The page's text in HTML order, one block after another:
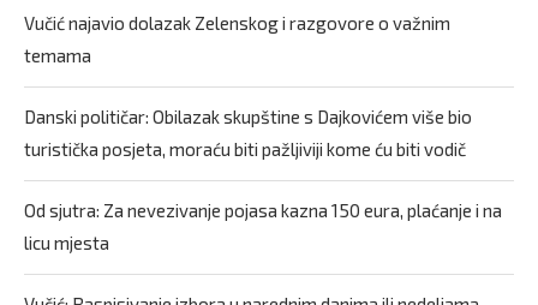
Vučić najavio dolazak Zelenskog i razgovore o važnim
temama
Danski političar: Obilazak skupštine s Dajkovićem više bio
turistička posjeta, moraću biti pažljiviji kome ću biti vodič
Od sjutra: Za nevezivanje pojasa kazna 150 eura, plaćanje i na
licu mjesta